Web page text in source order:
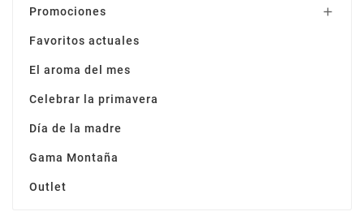
Promociones 
Favoritos actuales
El aroma del mes
Celebrar la primavera
Día de la madre
Gama Montaña
Outlet